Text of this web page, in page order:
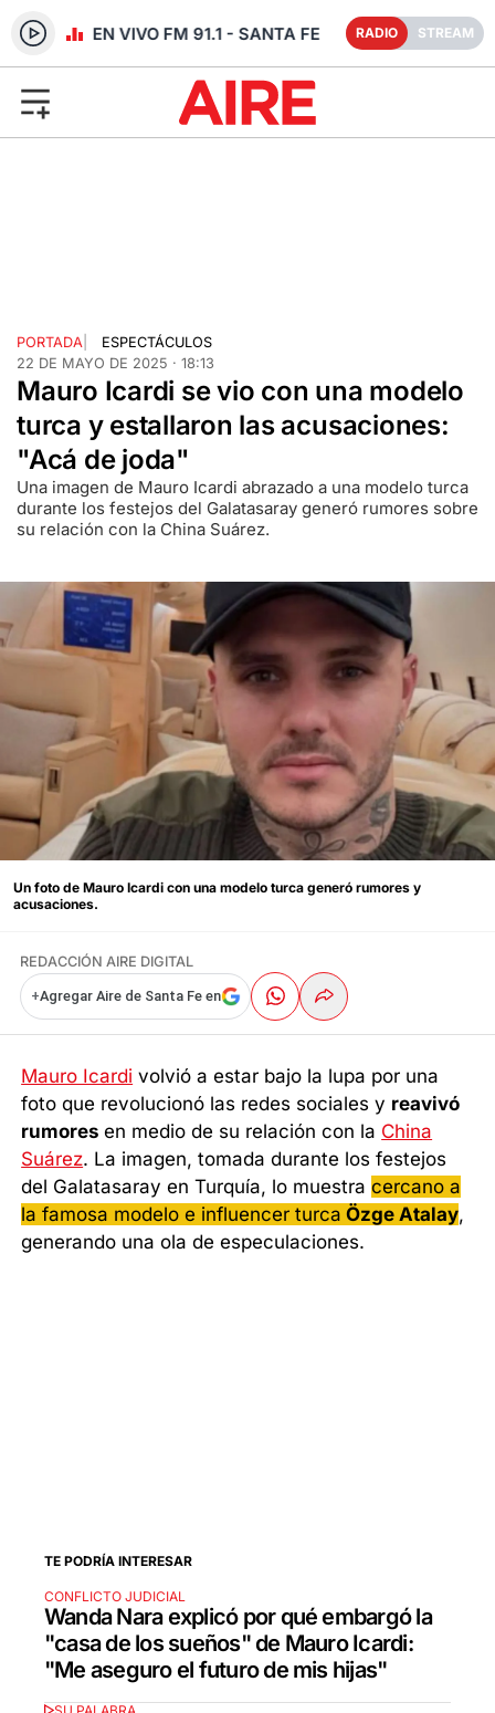
RADIO EN VIVO FM 91.1 - SANTA FE RADIO STREAM
PORTADA
ESPECTÁCULOS
22 DE MAYO DE 2025 · 18:13
Mauro Icardi se vio con una modelo
turca y estallaron las acusaciones:
"Acá de joda"
Una imagen de Mauro Icardi abrazado a una modelo turca
durante los festejos del Galatasaray generó rumores sobre
su relación con la China Suárez.
Un foto de Mauro Icardi con una modelo turca generó rumores y
acusaciones.
REDACCIÓN AIRE DIGITAL
+Agregar Aire de Santa Fe en
Mauro Icardi volvió a estar bajo la lupa por una
foto que revolucionó las redes sociales y reavivó
rumoresen medio de su relación con la China
Suárez. La imagen, tomada durante los festejos
del Galatasaray en Turquía, lo muestracercano a
la famosa modelo e influencer turca Özge Atalay,
generando una ola de especulaciones.
TE PODRÍA INTERESAR
CONFLICTO JUDICIAL
Wanda Nara explicó por qué embargó la
"casa de los sueños" de Mauro Icardi:
"Me aseguro el futuro de mis hijas"